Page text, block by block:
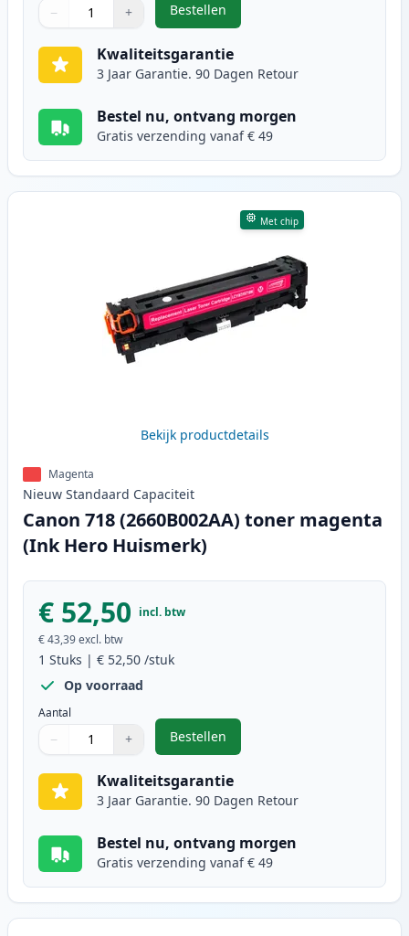
Gebruik de knoppen om aan te passen
− +
1
Bestellen
,Canon 718 (2661B002AA) toner
Kwaliteitsgarantie
3 Jaar Garantie. 90 Dagen Retour
Bestel nu, ontvang morgen
Gratis verzending vanaf € 49
Met chip
Bekijk productdetails
Magenta
Nieuw Standaard Capaciteit
Canon 718 (2660B002AA) toner magenta
(Ink Hero Huismerk)
€ 52,50 incl. btw
€ 43,39excl. btw
1 Stuks | € 52,50 /stuk
Op voorraad
Aantal
Gebruik de knoppen om aan te passen
− +
1
Bestellen
,Canon 718 (2660B002AA) toner
Kwaliteitsgarantie
3 Jaar Garantie. 90 Dagen Retour
Bestel nu, ontvang morgen
Gratis verzending vanaf € 49